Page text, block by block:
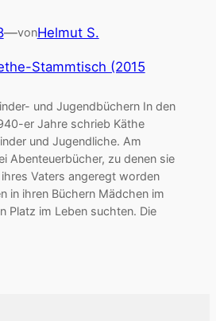
—vonHelmut S.
Stammtisch (2015
und Jugendbüchern In den
er Jahre schrieb Käthe
und Jugendliche. Am
Abenteuerbücher, zu denen sie
Vaters angeregt worden
in ihren Büchern Mädchen im
Platz im Leben suchten. Die